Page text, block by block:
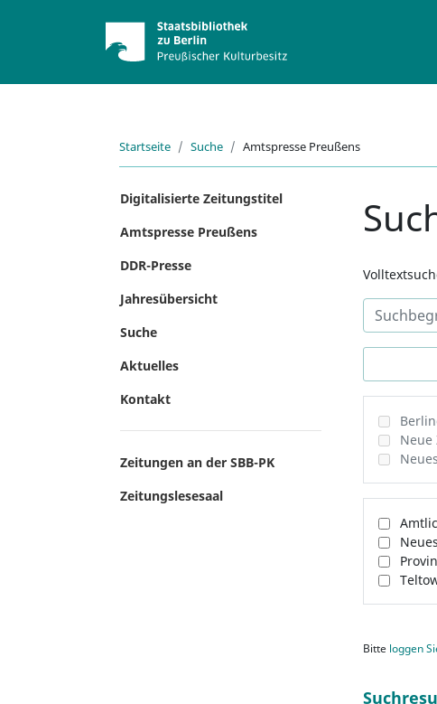
Startseite Suche Amtspresse Preußens
Digitalisierte Zeitungstitel
Amtspresse Preußens
DDR-Presse
Jahresübersicht
Suche
Aktuelles
Kontakt
Zeitungen an der SBB-PK
Zeitungslesesaal
Neue
Bitte loggen